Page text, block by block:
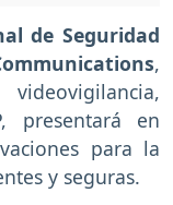
de Seguridad
,
presentará en
para la
y seguras.